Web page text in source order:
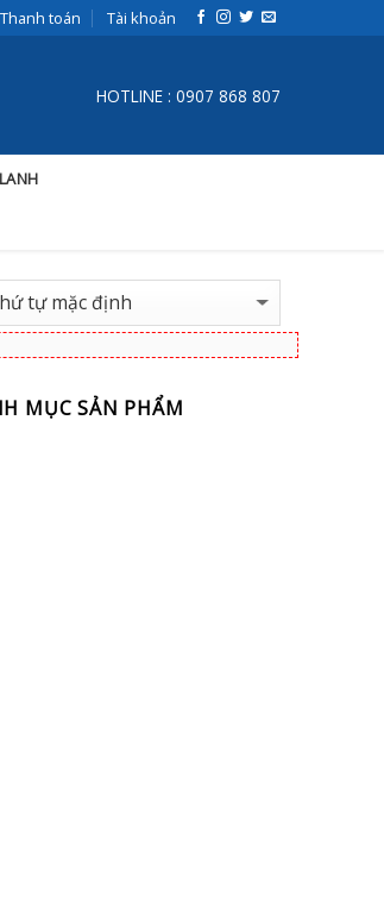
Thanh toán Tài khoản
HOTLINE : 0907 868 807
MỤC SẢN PHẨM